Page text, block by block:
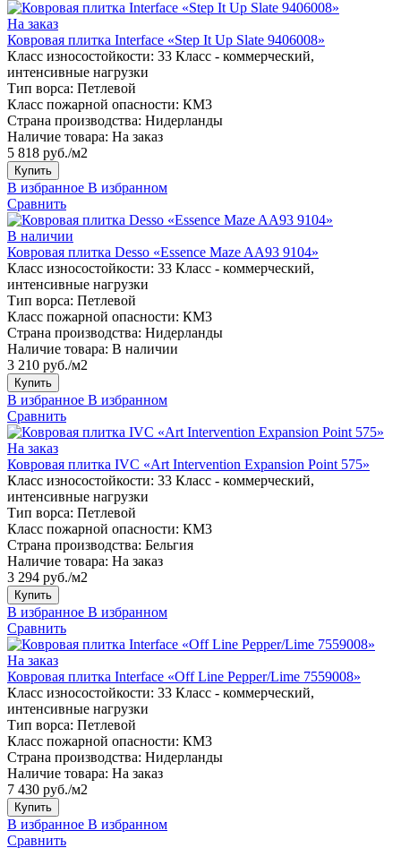
На заказ
Ковровая плитка Interface «Step It Up Slate 9406008»
Класс износостойкости: 33 Класс - коммерческий,
интенсивные нагрузки
Тип ворса: Петлевой
Класс пожарной опасности: КМ3
Страна производства: Нидерланды
Наличие товара: На заказ
5 818 руб./м2
Купить
В избранное В избранном
Сравнить
В наличии
Ковровая плитка Desso «Essence Maze AA93 9104»
Класс износостойкости: 33 Класс - коммерческий,
интенсивные нагрузки
Тип ворса: Петлевой
Класс пожарной опасности: КМ3
Страна производства: Нидерланды
Наличие товара: В наличии
3 210 руб./м2
Купить
В избранное В избранном
Сравнить
На заказ
Ковровая плитка IVC «Art Intervention Expansion Point 575»
Класс износостойкости: 33 Класс - коммерческий,
интенсивные нагрузки
Тип ворса: Петлевой
Класс пожарной опасности: КМ3
Страна производства: Бельгия
Наличие товара: На заказ
3 294 руб./м2
Купить
В избранное В избранном
Сравнить
На заказ
Ковровая плитка Interface «Off Line Pepper/Lime 7559008»
Класс износостойкости: 33 Класс - коммерческий,
интенсивные нагрузки
Тип ворса: Петлевой
Класс пожарной опасности: КМ3
Страна производства: Нидерланды
Наличие товара: На заказ
7 430 руб./м2
Купить
В избранное В избранном
Сравнить